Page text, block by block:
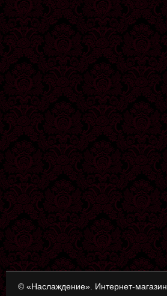
© «Наслаждение». Интернет-